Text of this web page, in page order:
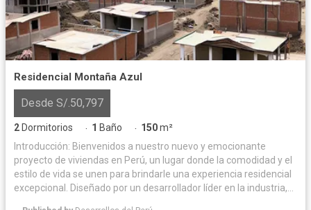
Residencial Montaña Azul
Desde S/.50,797
2 Dormitorios · 1 Baño · 150m²
Introducción: Bienvenidos a nuestro nuevo y emocionante
proyecto de viviendas en Perú, un lugar donde la comodidad y el
estilo de vida se unen para brindarle una experiencia residencial
excepcional. Diseñado por un desarrollador líder en la industria,